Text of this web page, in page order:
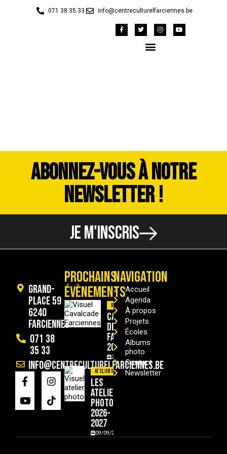
071 38 35 33 info@centreculturelfarciennes.be
ABONNEZ-VOUS À NOTRE
NEWSLETTER !
JE M'INSCRIS
Grand-
Place 59
6240
Farciennes
071 38
35 33
info@centreculturelfarciennes.be
PROCHAINS
ÉVÈNEMENTS
Divers
Cavalcade
de
Farciennes
2026
29/08/2026
Ateliers
Les
ateliers
photo
2026-
2027
09/09/2026
NAVIGATION
Accueil
Agenda
À propos
Projets
Écoles
Albums
photo
Contact
Newsletter